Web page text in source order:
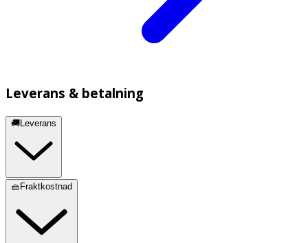
Leverans & betalning
🚚Leverans
🧺Fraktkostnad